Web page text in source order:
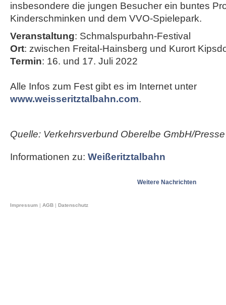
insbesondere die jungen Besucher ein buntes
Kinderschminken und dem VVO-Spielepark.
Veranstaltung: Schmalspurbahn-Festival
Ort: zwischen Freital-Hainsberg und Kurort
Termin: 16. und 17. Juli 2022
Alle Infos zum Fest gibt es im Internet unter
www.weisseritztalbahn.com.
Quelle: Verkehrsverbund Oberelbe GmbH/Presse
Informationen zu: Weißeritztalbahn
Weitere Nachrichten
Impressum | AGB | Datenschutz